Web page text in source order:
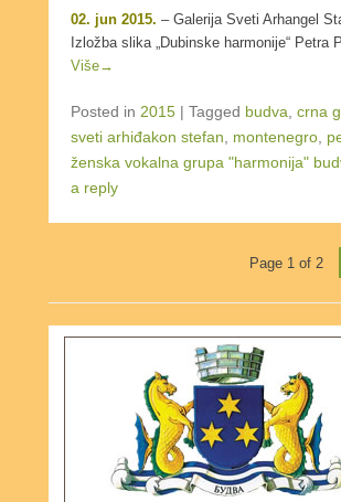
02. jun 2015. – Galerija Sveti Arhangel
Izložba slika „Dubinske harmonije“ Petra
Više→
Posted in 2015 | Tagged budva crna
sveti arhiđakon stefan
montenegro
ženska vokalna grupa "harmonija"
a reply
Page 1 of 2